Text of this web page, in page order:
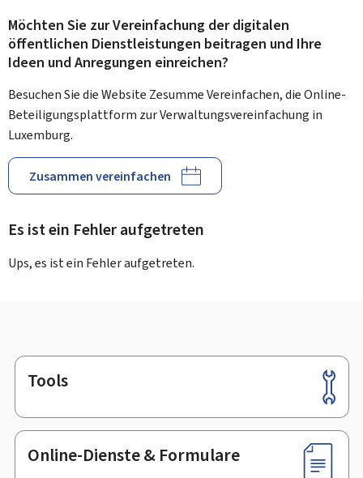
Möchten Sie zur Vereinfachung der digitalen
öffentlichen Dienstleistungen beitragen und Ihre
Ideen und Anregungen einreichen?
Besuchen Sie die Website Zesumme Vereinfachen, die Online-
Beteiligungsplattform zur Verwaltungsvereinfachung in
Luxemburg.
Zusammen vereinfachen
Es ist ein Fehler aufgetreten
Ups, es ist ein Fehler aufgetreten.
Footer
Tools
Online-Dienste & Formulare